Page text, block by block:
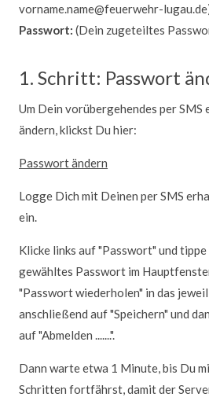
vorname.name@feuerwehr-
Passwort: (Dein zugeteiltes
1. Schritt: Passwort
Um Dein vorübergehendes per
ändern, klickst Du hier:
Passwort ändern
Logge Dich mit Deinen per SMS
ein.
Klicke links auf "Passwort" und
gewähltes Passwort im
"Passwort wiederholen" in das
anschließend auf "Speichern" und
auf "Abmelden .......".
Dann warte etwa 1 Minute, bis Du
Schritten fortfährst, damit der